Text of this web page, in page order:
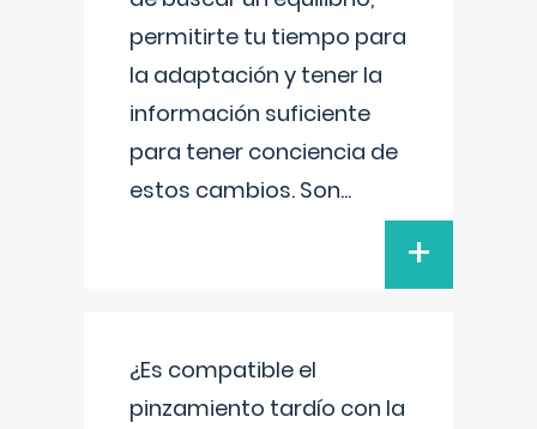
permitirte tu tiempo para
la adaptación y tener la
información suficiente
para tener conciencia de
estos cambios. Son...
+
¿Es compatible el
pinzamiento tardío con la